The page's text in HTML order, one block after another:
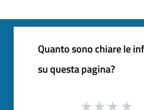
Quanto sono chiare le
su questa pagina?